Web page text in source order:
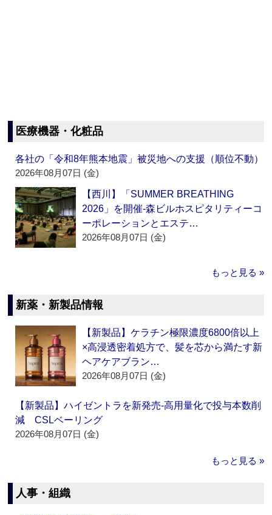
医療機器・化粧品
各社の「令和8年熊本地震」被災地への支援（順位不動）
2026年08月07日 (金)
【西川】「SUMMER BREATHING
2026」を開催‐森ビルホスピタリティーコ
ーポレーションとエステ…
2026年08月07日 (金)
もっと見る »
新薬・新製品情報
【新製品】ケラチン極限濃度6800倍以上
×高浸透密着処方で、髪を芯から満たす新
ヘアケアブラン…
2026年08月07日 (金)
【新製品】ハイゼントラを新発売‐高用量化で投与本数削
減 CSLベーリング
2026年08月07日 (金)
もっと見る »
人事・組織